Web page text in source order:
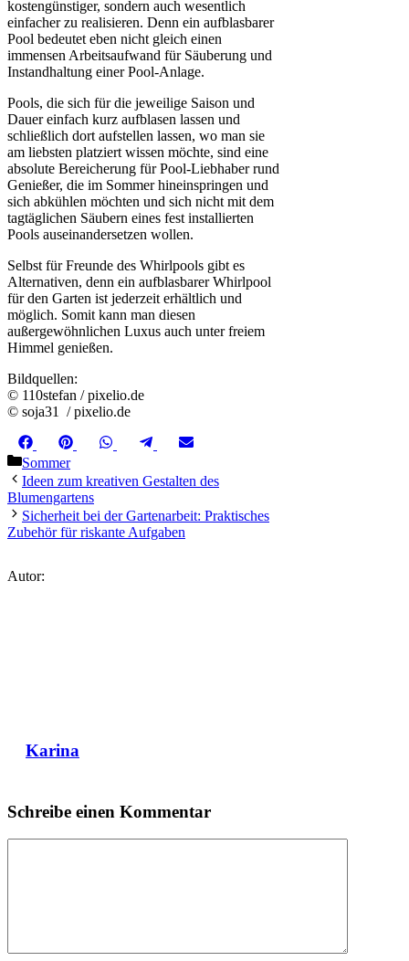
kostengünstiger, sondern auch wesentlich
einfacher zu realisieren. Denn ein aufblasbarer
Pool bedeutet eben nicht gleich einen
immensen Arbeitsaufwand für Säuberung und
Instandhaltung einer Pool-Anlage.
Pools, die sich für die jeweilige Saison und
Dauer einfach kurz aufblasen lassen und
schließlich dort aufstellen lassen, wo man sie
am liebsten platziert wissen möchte, sind eine
absolute Bereicherung für Pool-Liebhaber rund
Genießer, die im Sommer hineinspringen und
sich abkühlen möchten und sich nicht mit dem
tagtäglichen Säubern eines fest installierten
Pools auseinandersetzen wollen.
Selbst für Freunde des Whirlpools gibt es
Alternativen, denn ein aufblasbarer Whirlpool
für den Garten ist jederzeit erhältlich und
möglich. Somit kann man diesen
außergewöhnlichen Luxus auch unter freiem
Himmel genießen.
Bildquellen:
© 110stefan / pixelio.de
© soja31 / pixelio.de
Share
on
FacebookShare
Pinterest Share
WhatsAppShare
TelegramShare
Kategorien
Sommer
Ideen zum kreativen Gestalten des
Blumengartens
Sicherheit bei der Gartenarbeit: Praktisches
Zubehör für riskante Aufgaben
Autor:
Karina
Schreibe einen Kommentar